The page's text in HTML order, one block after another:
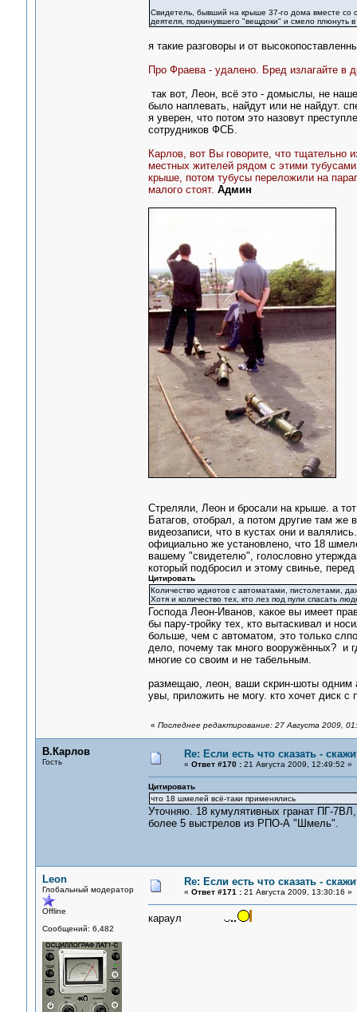
Свидетель, бывший на крыше 37-го дома вместе со
деятеля, подкинувшего "вещдоки" и смело плюнуть
я такие разговоры и от
Про Фраева - удалено. Бред излагайте в
так вот, Леон, всё это - домыслы, не
было наплевать, найдут или не найдут.
я уверен, что потом это назовут
сотрудников ФСБ.
Карлов, вот Вы говорите, что
местных жителей рядом с этими
крыше, потом тубусы переложили на
малого стоят. Админ
Стреляли, Леон и бросали на крыше. а
Батагов, отобрал, а потом другие там же
видеозаписи, что в кустах они и
официально же установлено, что 18
вашему "свидетелю", голословно
который подбросил и этому свинье,
Цитировать
Количество идиотов с автоматами, пистолетами,
Хотя и количество тех, кто лез под пули спасать
Господа Леон-Иванов, какое вы имеет
бы пару-тройку тех, кто вытаскивал и
больше, чем с автоматом, это только
дело, почему так много вооружённых? и
многие со своим и не табельным.
размещаю, леон, ваши скрин-шоты одним
увы, приложить не могу. кто хочет диск
« Последнее редактирование: 27 Августа 2009,
В.Карлов
Гость
Re: Если есть что сказать -
« Ответ #170 :21 Августа 2009, 12:49:52 »
Цитировать
что 18 шмелей всё-таки применялись
Уточняю. 18 кумулятивных гранат ПГ-
более 5 выстрелов из РПО-А "Шмель".
Leon
Глобальный модератор
Offline
Сообщений: 6,482
Re: Если есть что сказать -
« Ответ #171 :21 Августа 2009, 13:30:16 »
караул